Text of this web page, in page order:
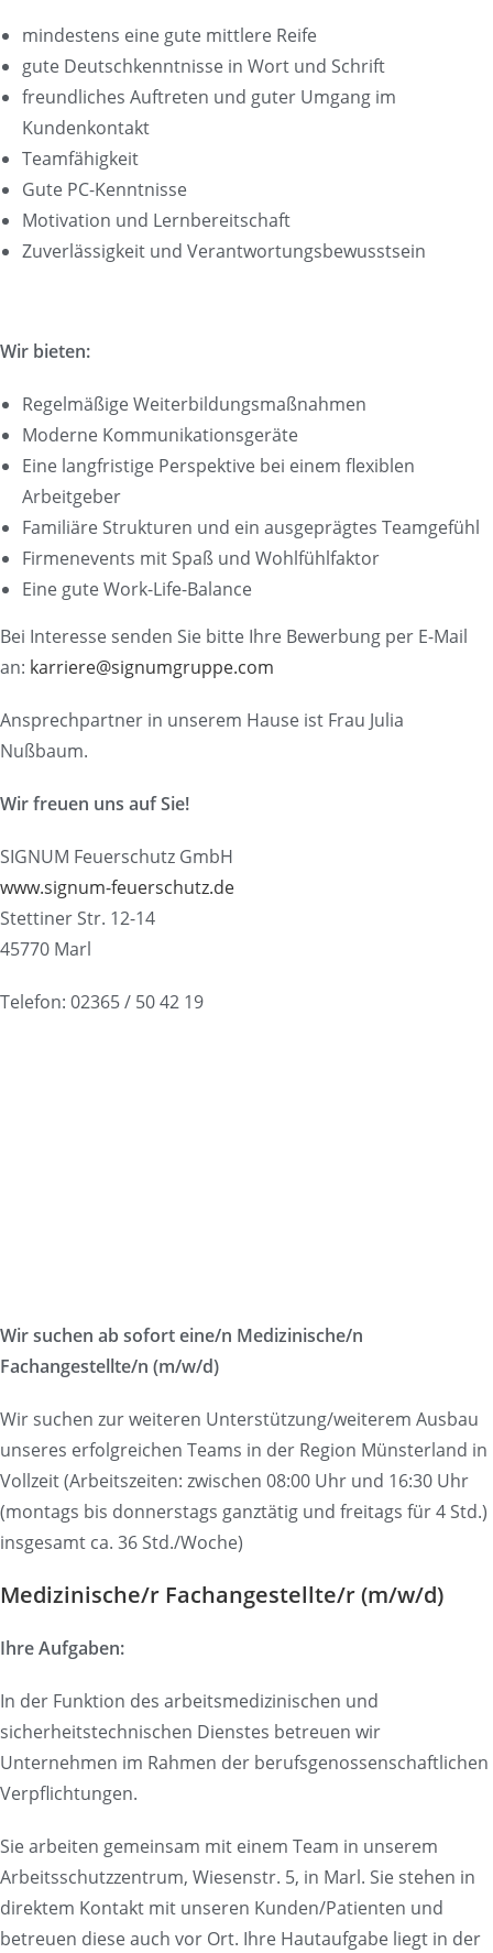
mindestens eine gute mittlere Reife
gute Deutschkenntnisse in Wort und Schrift
freundliches Auftreten und guter Umgang im
Kundenkontakt
Teamfähigkeit
Gute PC-Kenntnisse
Motivation und Lernbereitschaft
Zuverlässigkeit und Verantwortungsbewusstsein
Wir bieten:
Regelmäßige Weiterbildungsmaßnahmen
Moderne Kommunikationsgeräte
Eine langfristige Perspektive bei einem flexiblen
Arbeitgeber
Familiäre Strukturen und ein ausgeprägtes Teamgefühl
Firmenevents mit Spaß und Wohlfühlfaktor
Eine gute Work-Life-Balance
Bei Interesse senden Sie bitte Ihre Bewerbung per E-Mail
an: karriere@signumgruppe.com
Ansprechpartner in unserem Hause ist Frau Julia
Nußbaum.
Wir freuen uns auf Sie!
SIGNUM Feuerschutz GmbH
www.signum-feuerschutz.de
Stettiner Str. 12-14
45770 Marl
Telefon: 02365 / 50 42 19
Wir suchen ab sofort eine/n Medizinische/n
Fachangestellte/n (m/w/d)
Wir suchen zur weiteren Unterstützung/weiterem Ausbau
unseres erfolgreichen Teams in der Region Münsterland in
Vollzeit (Arbeitszeiten: zwischen 08:00 Uhr und 16:30 Uhr
(montags bis donnerstags ganztätig und freitags für 4 Std.)
insgesamt ca. 36 Std./Woche)
Medizinische/r Fachangestellte/r (m/w/d)
Ihre Aufgaben:
In der Funktion des arbeitsmedizinischen und
sicherheitstechnischen Dienstes betreuen wir
Unternehmen im Rahmen der berufsgenossenschaftlichen
Verpflichtungen.
Sie arbeiten gemeinsam mit einem Team in unserem
Arbeitsschutzzentrum, Wiesenstr. 5, in Marl. Sie stehen in
direktem Kontakt mit unseren Kunden/Patienten und
betreuen diese auch vor Ort. Ihre Hautaufgabe liegt in der